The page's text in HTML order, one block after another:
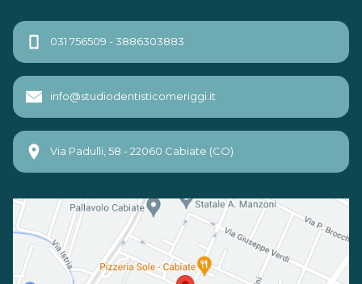
031 756509 - 3886303883
info@studiodentisticomeriggi.it
Via Padulli, 58 - 22060 Cabiate (CO)